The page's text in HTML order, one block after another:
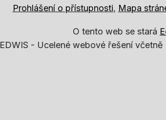
Prohlášení o přístupnosti
Mapa
O tento web se stará
EDWIS - Ucelené webové řešení